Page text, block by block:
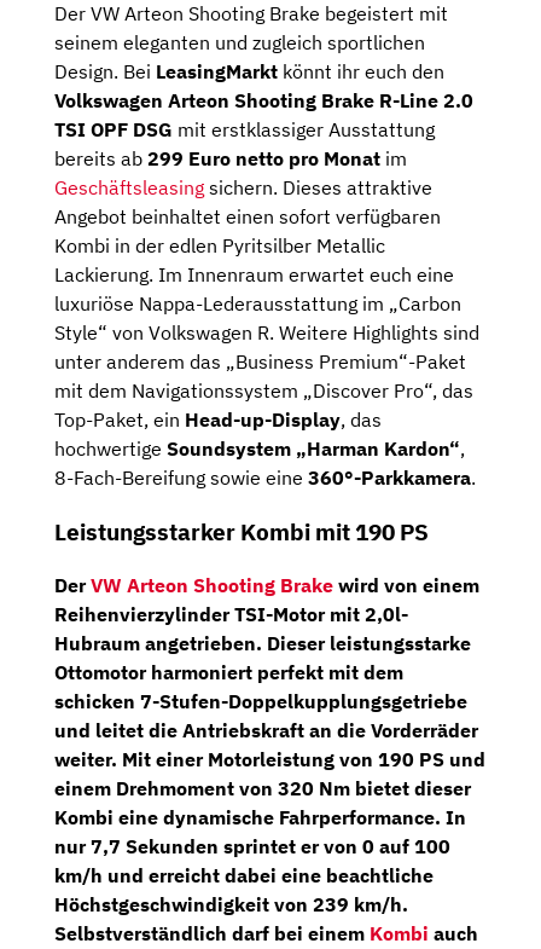
Der VW Arteon Shooting Brake begeistert mit
seinem eleganten und zugleich sportlichen
Design. Bei LeasingMarkt könnt ihr euch den
Volkswagen Arteon Shooting Brake R-Line 2.0
TSI OPF DSG mit erstklassiger Ausstattung
bereits ab 299 Euro netto pro Monat im
Geschäftsleasing sichern. Dieses attraktive
Angebot beinhaltet einen sofort verfügbaren
Kombi in der edlen Pyritsilber Metallic
Lackierung. Im Innenraum erwartet euch eine
luxuriöse Nappa-Lederausstattung im „Carbon
Style“ von Volkswagen R. Weitere Highlights sind
unter anderem das „Business Premium“-Paket
mit dem Navigationssystem „Discover Pro“, das
Top-Paket, ein Head-up-Display, das
hochwertige Soundsystem „Harman Kardon“,
8-Fach-Bereifung sowie eine 360°-Parkkamera.
Leistungsstarker Kombi mit 190 PS
DerVW Arteon Shooting Brake wird von einem
ReihenvierzylinderTSI-Motormit 2,0l-
Hubraum angetrieben. Dieser leistungsstarke
Ottomotor harmoniert perfekt mit dem
schicken 7-Stufen-Doppelkupplungsgetriebe
und leitet die Antriebskraft an die Vorderräder
weiter. Mit einer Motorleistung von 190 PS und
einem Drehmoment von 320 Nm bietet dieser
Kombi eine dynamische Fahrperformance. In
nur 7,7 Sekunden sprintet er von 0 auf 100
km/h und erreicht dabei eine beachtliche
Höchstgeschwindigkeit von 239 km/h.
Selbstverständlich darf bei einem Kombi auch